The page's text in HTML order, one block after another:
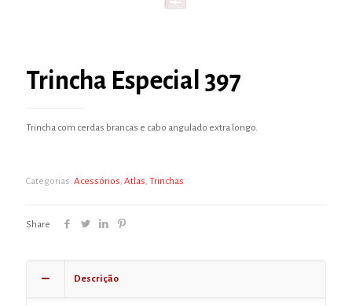
Trincha Especial 397
Trincha com cerdas brancas e cabo angulado extra longo.
Categorias: Acessórios, Atlas, Trinchas
Share
Descrição